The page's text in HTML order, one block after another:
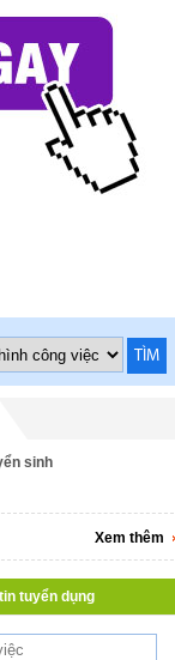
TÌM
sinh
Xem thêm
tuyển dụng